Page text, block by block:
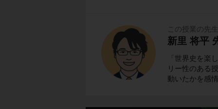
この授業の先生
新里 将平
「世界史を楽
リー性のある
動いたかを感